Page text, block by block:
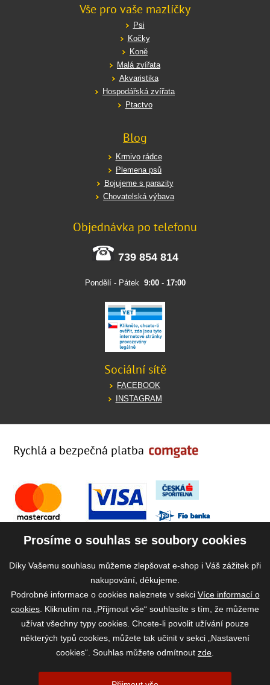
Vše pro vaše mazlíčky
Psi
Kočky
Koně
Malá zvířata
Akvaristika
Hospodářská zvířata
Ptactvo
Blog
Krmivo rádce
Plemena psů
Bojujeme s parazity
Chovatelská výbava
Objednávka po telefonu
739 854 814
Pondělí - Pátek 9:00- 17:00
Sociální sítě
FACEBOOK
INSTAGRAM
Rychlá a bezpečná platba
2026 ©www.vase-krmivo.cz- Tomáš Kroupa e-shop, Kanice 307, 664 01
Prosíme o souhlas se soubory cookies
Díky Vašemu souhlasu můžeme zlepšovat e-shop i Váš zážitek při
nakupování, děkujeme.
Podrobné informace o cookies naleznete v sekci Více informací o
cookies . Kliknutím na „Přijmout vše“ souhlasíte s tím, že můžeme
užívat všechny typy cookies. Chcete-li povolit užívání pouze
některých typů cookies, můžete tak učinit v sekci „Nastavení
cookies“. Souhlas můžete odmítnout zde